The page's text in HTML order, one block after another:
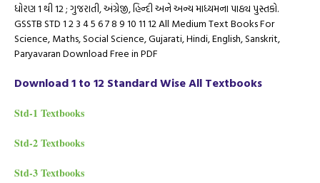
ધોરણ 1 થી 12 ; ગુજરાતી, અંગ્રેજી, હિન્દી અને અન્ય માધ્યમના પાઠ્ય પુસ્તકો.
GSSTB STD 1 2 3 4 5 6 7 8 9 10 11 12 All Medium Text Books For
Science, Maths, Social Science, Gujarati, Hindi, English, Sanskrit,
Paryavaran Download Free in PDF
Download 1 to 12 Standard Wise All Textbooks
Std-1 Textbooks
Std-2 Textbooks
Std-3 Textbooks